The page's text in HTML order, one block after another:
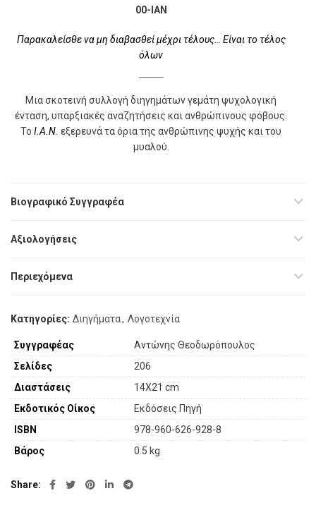
00-IAN
Παρακαλείσθε να μη διαβασθεί μέχρι τέλους… Eίναι το τέλος
όλων
Μια σκοτεινή συλλογή διηγημάτων γεμάτη ψυχολογική
ένταση, υπαρξιακές αναζητήσεις και ανθρώπινους φόβους.
Το Ι.Α.Ν. εξερευνά τα όρια της ανθρώπινης ψυχής και του
μυαλού.
Βιογραφικό Συγγραφέα
Αξιολογήσεις
Περιεχόμενα
Κατηγορίες: Διηγήματα, Λογοτεχνία
Συγγραφέας
Αντώνης Θεοδωρόπουλος
Σελίδες
206
Διαστάσεις
14X21 cm
Εκδοτικός Οίκος
Εκδόσεις Πηγή
ISBN
978-960-626-928-8
Βάρος
0.5 kg
Share